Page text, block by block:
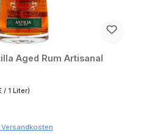
Aged Rum Artisanal
/ 1 Liter)
Versandkosten